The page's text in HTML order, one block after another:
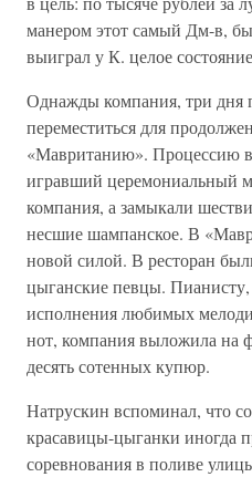
манером этот самый Дм-в,
выиграл у К. целое
Однажды компания, три дня
переместиться для
«Мавританию». Процессию
игравший церемониальный
компания, а замыкали
несшие шампанское. В
новой силой. В ресторан
цыганские певцы. Пианисту,
исполнения любимых
нот, компания выложила на
десять сотенных купюр.
Натрускин вспоминал, что
красавицы-цыганки иногда
соревнования в поливе